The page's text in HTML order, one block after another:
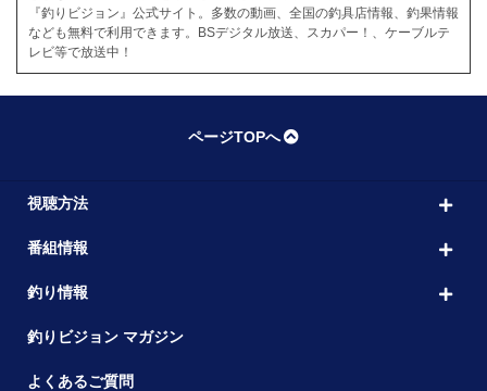
『釣りビジョン』公式サイト。多数の動画、全国の釣具店情報、釣果情報
なども無料で利用できます。BSデジタル放送、スカパー！、ケーブルテ
レビ等で放送中！
ページTOPへ
視聴方法
番組情報
釣り情報
釣りビジョン マガジン
よくあるご質問